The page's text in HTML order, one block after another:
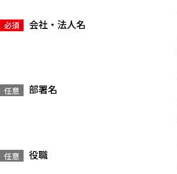
会社・法人名
必須
部署名
任意
役職
任意